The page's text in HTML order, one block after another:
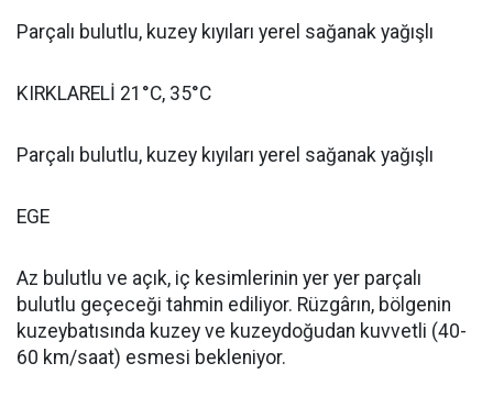
Parçalı bulutlu, kuzey kıyıları yerel sağanak yağışlı
KIRKLARELİ 21°C, 35°C
Parçalı bulutlu, kuzey kıyıları yerel sağanak yağışlı
EGE
Az bulutlu ve açık, iç kesimlerinin yer yer parçalı
bulutlu geçeceği tahmin ediliyor. Rüzgârın, bölgenin
kuzeybatısında kuzey ve kuzeydoğudan kuvvetli (40-
60 km/saat) esmesi bekleniyor.